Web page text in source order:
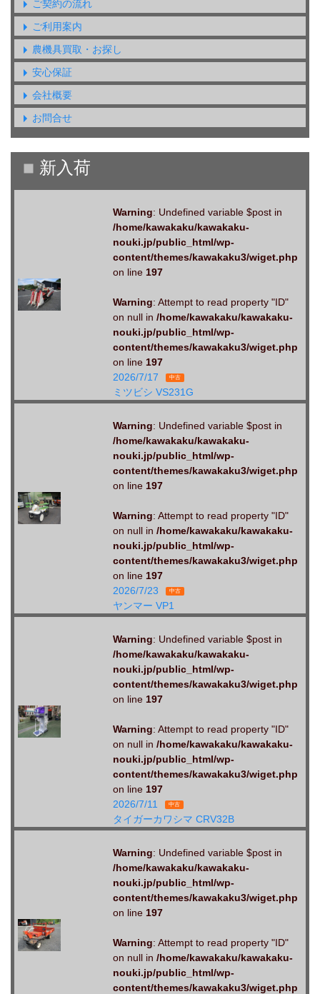
ご契約の流れ
ご利用案内
農機具買取・お探し
安心保証
会社概要
お問合せ
Warning: Undefined variable $post in
/home/kawakaku/kawakaku-
nouki.jp/public_html/wp-
content/themes/kawakaku3/wiget.php
on line 197
Warning: Attempt to read property "ID"
on null in /home/kawakaku/kawakaku-
nouki.jp/public_html/wp-
content/themes/kawakaku3/wiget.php
on line 197
2026/7/17
中古
ミツビシ VS231G
Warning: Undefined variable $post in
/home/kawakaku/kawakaku-
nouki.jp/public_html/wp-
content/themes/kawakaku3/wiget.php
on line 197
Warning: Attempt to read property "ID"
on null in /home/kawakaku/kawakaku-
nouki.jp/public_html/wp-
content/themes/kawakaku3/wiget.php
on line 197
2026/7/23
中古
ヤンマー VP1
Warning: Undefined variable $post in
/home/kawakaku/kawakaku-
nouki.jp/public_html/wp-
content/themes/kawakaku3/wiget.php
on line 197
Warning: Attempt to read property "ID"
on null in /home/kawakaku/kawakaku-
nouki.jp/public_html/wp-
content/themes/kawakaku3/wiget.php
on line 197
2026/7/11
中古
タイガーカワシマ CRV32B
Warning: Undefined variable $post in
/home/kawakaku/kawakaku-
nouki.jp/public_html/wp-
content/themes/kawakaku3/wiget.php
on line 197
Warning: Attempt to read property "ID"
on null in /home/kawakaku/kawakaku-
nouki.jp/public_html/wp-
content/themes/kawakaku3/wiget.php